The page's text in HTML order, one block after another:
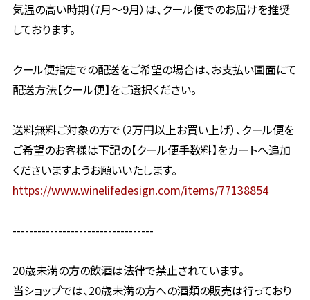
気温の高い時期（7月〜9月）は、クール便でのお届けを推奨
しております。
クール便指定での配送をご希望の場合は、お支払い画面にて
配送方法【クール便】をご選択ください。
送料無料ご対象の方で（2万円以上お買い上げ）、クール便を
ご希望のお客様は下記の【クール便手数料】をカートへ追加
くださいますようお願いいたします。
https://www.winelifedesign.com/items/77138854
----------------------------------
20歳未満の方の飲酒は法律で禁止されています。
当ショップでは、20歳未満の方への酒類の販売は行っており